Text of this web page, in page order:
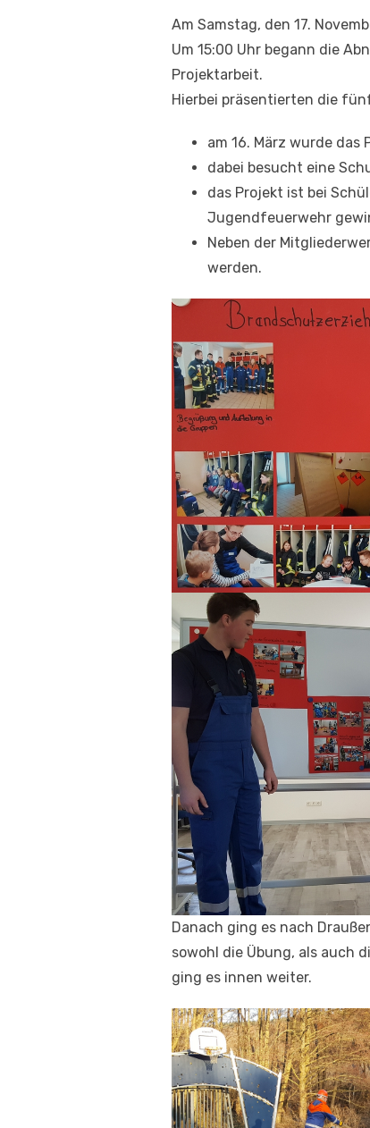
Am Samstag, den 17.
Um 15:00 Uhr begann die
Projektarbeit.
Hierbei präsentierten die
am 16. März wurde
dabei besucht eine
das Projekt ist bei
Jugendfeuerwehr
Neben der
werden.
Danach ging es nach
sowohl die Übung, als auch
ging es innen weiter.